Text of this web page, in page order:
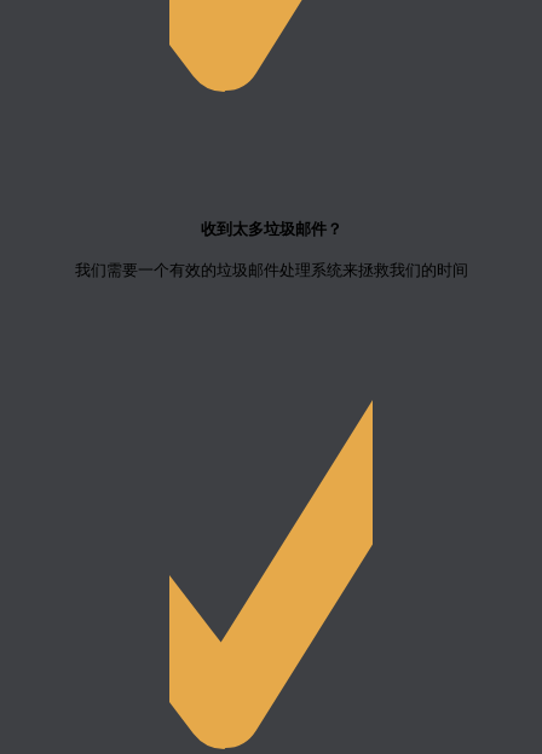
收到太多垃圾邮件？
我们需要一个有效的垃圾邮件处理系统来拯救我们的时间